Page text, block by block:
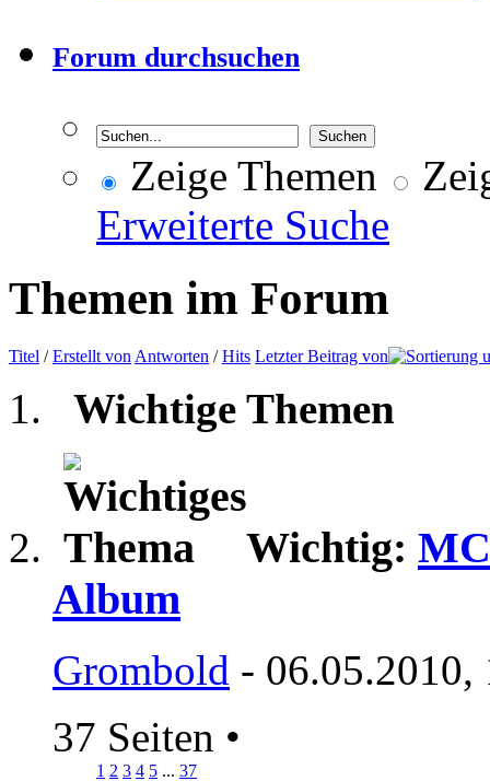
Forum durchsuchen
Zeige Themen
Erweiterte Suche
Themen im Forum
Titel /Erstellt von Antworten /Hits Letzter Beitrag von
Wichtige Themen
Wichtig:
Album
Grombold - 06.05.2010,
37 Seiten •
1 2 3 4 5 ... 37